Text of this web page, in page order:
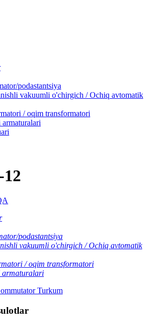
podastantsiya
vakuumli o'chirgich / Ochiq avtomatik
/ oqim transformatori
podastantsiya
vakuumli o'chirgich / Ochiq avtomatik
/ oqim transformatori
armaturalari
Turkum